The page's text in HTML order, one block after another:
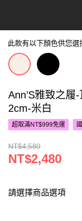
此款有以下顏色供您選
Ann’S雅致之履
2cm-米白
超取滿NT$999免運
NT$4,580
NT$2,480
請選擇商品選項